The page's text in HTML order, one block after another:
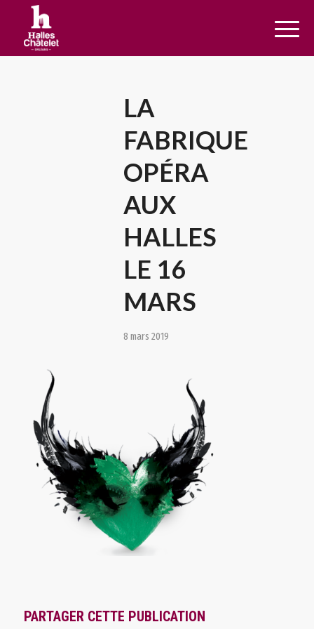
LA
FABRIQUE
OPÉRA
AUX
HALLES
LE 16
MARS
8 mars 2019
PARTAGER CETTE PUBLICATION